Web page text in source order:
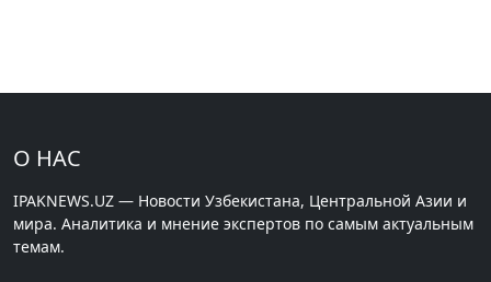
О НАС
IPAKNEWS.UZ — Новости Узбекистана, Центральной Азии и
мира. Аналитика и мнение экспертов по самым актуальным
темам.